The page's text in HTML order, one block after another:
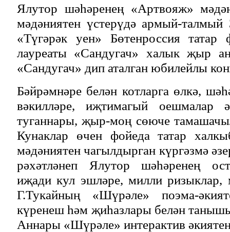
Ялутор шәһәренең «Артвояж»
мәдәниятен үстерүдә армый-талмый
«Түгәрәк уен» Бөтенроссия татар
лауреаты «Сандугач» халык җыр
«Сандугач» дип аталган юбилейлы
Бәйрәмнәре белән котларга өлкә,
вәкилләре, иҗтимагый оешмалар
туганнары, җыр-моң сөюче
Кунаклар өчен фойеда татар
мәдәниятен чагылдырган күргәзмә
рәхәтләнеп Ялутор шәһәренең
иҗади кул эшләре, милли ризыклар,
Г.Тукайның «Шүрәле» поэма-
күренеш һәм җиһазлары белән
Аннары «Шүрәле» интерактив